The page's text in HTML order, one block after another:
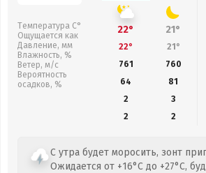
Температура С°
Ощущается как
Давление, мм
Влажность, %
Ветер, м/с
Вероятность
осадков, %
22° 21°
22° 21°
761
760
64
81
2
3
2
2
С утра будет моросить, зонт
Ожидается от +16°C до +27°C,